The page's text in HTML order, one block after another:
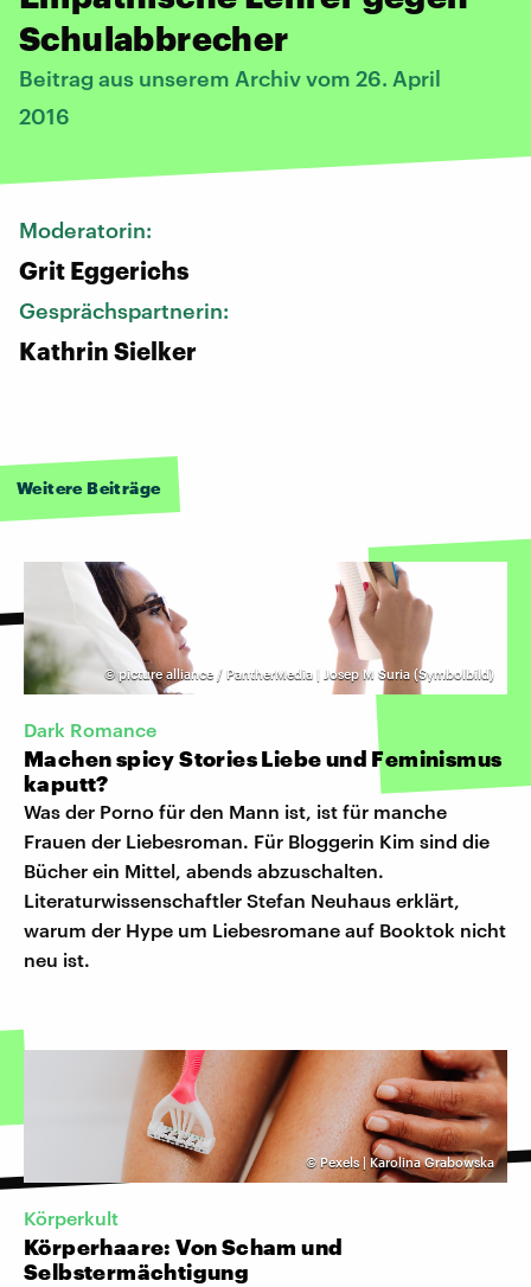
Schulabbrecher
Beitrag aus unserem Archiv vom 26. April
2016
Moderatorin:
Grit Eggerichs
Gesprächspartnerin:
Kathrin Sielker
Weitere Beiträge
©picture alliance / PantherMedia | Josep M Suria (Symbolbild)
Dark Romance
Machen spicy Stories Liebe und Feminismus
kaputt?
Was der Porno für den Mann ist, ist für manche
Frauen der Liebesroman. Für Bloggerin Kim sind die
Bücher ein Mittel, abends abzuschalten.
Literaturwissenschaftler Stefan Neuhaus erklärt,
warum der Hype um Liebesromane auf Booktok nicht
neu ist.
©Pexels | Karolina Grabowska
Körperkult
Körperhaare: Von Scham und
Selbstermächtigung